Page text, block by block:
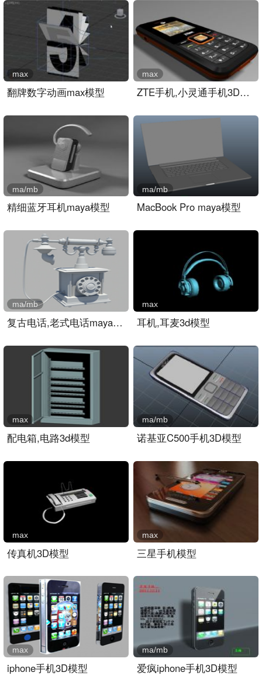
翻牌数字动画max模型
max
ZTE手机,小灵通手机3D模型..
max
精细蓝牙耳机maya模型
ma/mb
MacBook Pro maya模型
ma/mb
复古电话,老式电话maya模型..
ma/mb
耳机,耳麦3d模型
max
配电箱,电路3d模型
max
诺基亚C500手机3D模型
ma/mb
传真机3D模型
max
三星手机模型
max
iphone手机3D模型
max
爱疯iphone手机3D模型
ma/mb